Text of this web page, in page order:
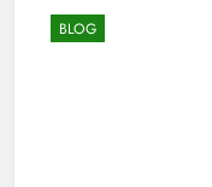
BLOG